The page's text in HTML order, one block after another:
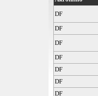
DF
DF
DF
DF
DF
DF
DF